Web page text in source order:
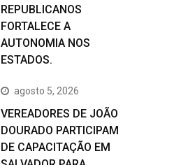
REPUBLICANOS
FORTALECE A
AUTONOMIA NOS
ESTADOS.
agosto 5, 2026
VEREADORES DE JOÃO
DOURADO PARTICIPAM
DE CAPACITAÇÃO EM